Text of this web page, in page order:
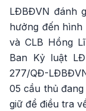
LĐBĐVN đánh
hưởng đến hình
và CLB Hồng
Ban Kỷ luật
277/QĐ-
05 cầu thủ
giữ để điều tra